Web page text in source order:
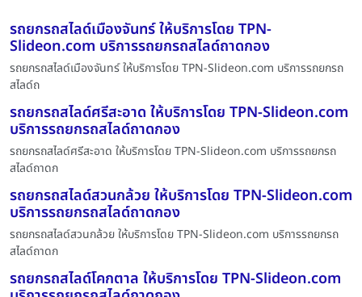
รถยกรถสไลด์เมืองจันทร์ ให้บริการโดย TPN-
Slideon.com บริการรถยกรถสไลด์ถาดกอง
รถยกรถสไลด์เมืองจันทร์ ให้บริการโดย TPN-Slideon.com บริการรถยกรถ
สไลด์ถ
รถยกรถสไลด์ศรีสะอาด ให้บริการโดย TPN-Slideon.com
บริการรถยกรถสไลด์ถาดกอง
รถยกรถสไลด์ศรีสะอาด ให้บริการโดย TPN-Slideon.com บริการรถยกรถ
สไลด์ถาดก
รถยกรถสไลด์สวนกล้วย ให้บริการโดย TPN-Slideon.com
บริการรถยกรถสไลด์ถาดกอง
รถยกรถสไลด์สวนกล้วย ให้บริการโดย TPN-Slideon.com บริการรถยกรถ
สไลด์ถาดก
รถยกรถสไลด์โคกตาล ให้บริการโดย TPN-Slideon.com